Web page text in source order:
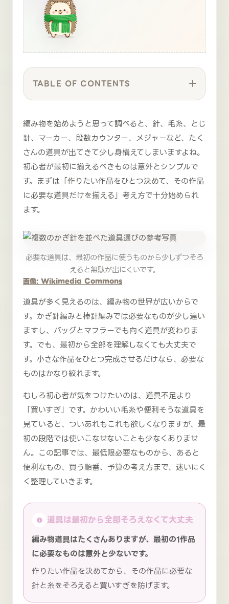
TABLE OF CONTENTS
編み物を始めようと思って調べると、針、毛糸、とじ
針、マーカー、段数カウンター、メジャーなど、たく
さんの道具が出てきて少し身構えてしまいますよね。
初心者が最初に揃えるべきものは意外とシンプルで
す。まずは「作りたい作品をひとつ決めて、その作品
に必要な道具だけを揃える」考え方で十分始められ
ます。
必要な道具は、最初の作品に使うものから少しずつそろ
えると無駄が出にくいです。
画像: Wikimedia Commons
道具が多く見えるのは、編み物の世界が広いからで
す。かぎ針編みと棒針編みでは必要なものが少し違い
ますし、バッグとマフラーでも向く道具が変わりま
す。でも、最初から全部を理解しなくても大丈夫で
す。小さな作品をひとつ完成させるだけなら、必要な
ものはかなり絞れます。
むしろ初心者が気をつけたいのは、道具不足より
「買いすぎ」です。かわいい毛糸や便利そうな道具を
見ていると、ついあれもこれも欲しくなりますが、最
初の段階では使いこなせないことも少なくありませ
ん。この記事では、最低限必要なものから、あると
便利なもの、買う順番、予算の考え方まで、迷いにく
く整理していきます。
道具は最初から全部そろえなくて大丈夫
編み物道具はたくさんありますが、最初の1作品
に必要なものは意外と少ないです。
作りたい作品を決めてから、その作品に必要な
針と糸をそろえると買いすぎを防げます。